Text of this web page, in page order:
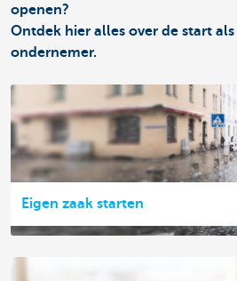
openen?
Ontdek hier alles over de start
ondernemer.
Eigen zaak starten